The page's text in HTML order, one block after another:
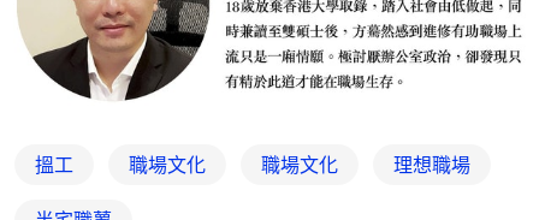
搵工 職場文化 職場文化 理想職場